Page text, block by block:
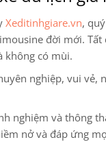
Xeditinhgiare.vn,
đời mới. Tất
không có mùi.
nghiệp, vui vẻ,
nghiệm và thông
nở và đáp ứng